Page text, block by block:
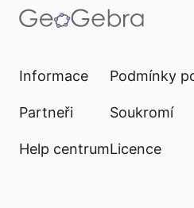
Informace
Partneři
Help centrum
Podmínky
Soukromí
Licence